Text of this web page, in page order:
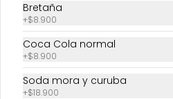
Solomito
acevichado
$59.500
Bretaña
+$8.900
Coca Cola normal
+$8.900
Soda mora y curuba
+$18.900